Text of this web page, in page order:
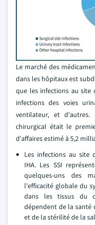
Le marché des
dans les hôpitaux est
que les infections au site
infections des voies
ventilateur, et
chirurgical était le
d'affaires estimé à 5,2
Les infections au site
IHA. Les SSI
quelques-uns des
l'efficacité globale du
dans les tissus du
dépendent de la santé
et de la stérilité de la